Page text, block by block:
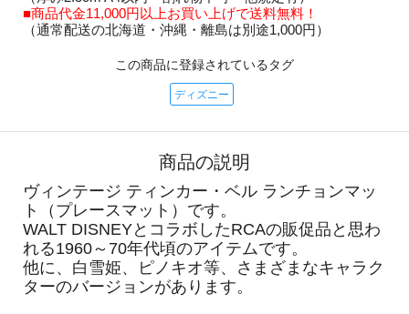
■商品代金11,000円以上お買い上げで送料無料！
（通常配送の北海道・沖縄・離島は別途1,000円）
この商品に登録されているタグ
ディズニー
商品の説明
ヴィンテージ ティンカー・ベル ランチョンマッ
ト（プレースマット）です。
WALT DISNEYとコラボしたRCAの販促品と思わ
れる1960～70年代頃のアイテムです。
他に、白雪姫、ピノキオ等、さまざまなキャラク
ターのバージョンがあります。